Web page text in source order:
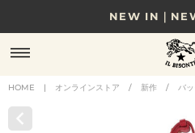
NEW IN｜
8/17(月)10時まで｜税込
贈る相手やシーンから選べ
HOME | オンラインストア / 新作 / バ